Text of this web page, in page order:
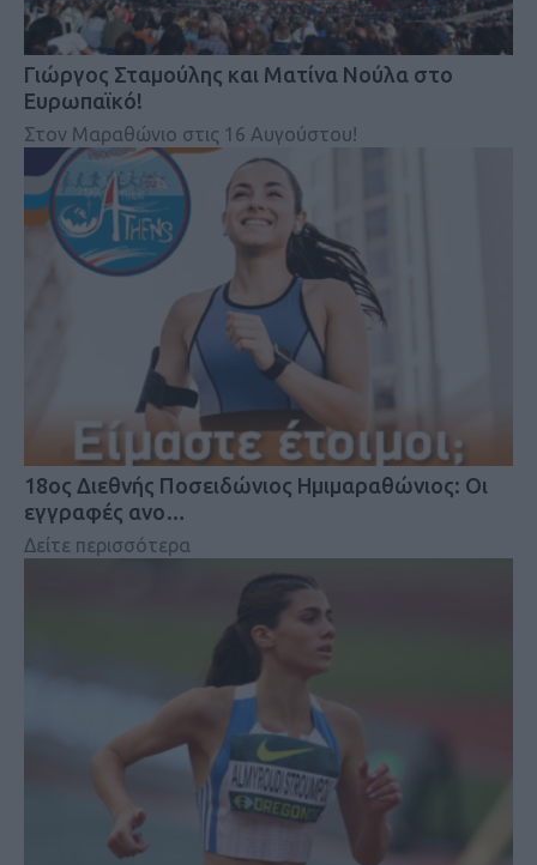
Γιώργος Σταμούλης και Ματίνα Νούλα στο
Ευρωπαϊκό!
Στον Μαραθώνιο στις 16 Αυγούστου!
18oς Διεθνής Ποσειδώνιος Ημιμαραθώνιος: Οι
εγγραφές ανο…
Δείτε περισσότερα